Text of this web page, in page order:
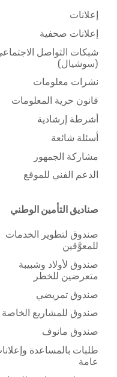
إعلانات
إعلانات صحفية
شبكات التواصل الاجتماعي
(سوشيال)
نشرات معلومات
قانون حرية المعلومات
أشرطة إرشادية
أسئلة شائعة
مشاركة الجمهور
الدعم الفني للموقع
صناديق التأمين الوطني
صندوق لتطوير الخدمات
للمعوَّقين
صندوق لأولاد وشبيبة
متعرضين للخطر
صندوق تمريضي
صندوق للمشاريع الخاصة
صندوق مانوف
طلبات بالمساعدة وإعلانات
عامة